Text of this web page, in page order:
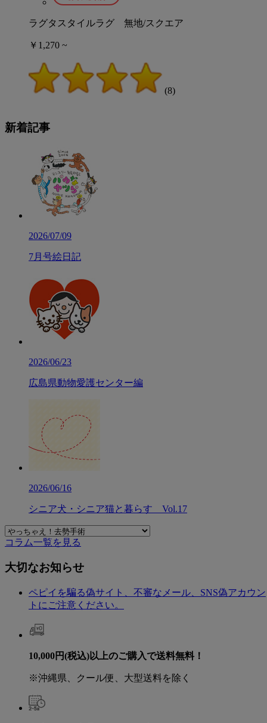
ラグタスタイルラグ 無地/スクエア
￥1,270 ~
(8)
新着記事
2026/07/09
7月号絵日記
2026/06/23
広島県動物愛護センター編
2026/06/16
シニア犬・シニア猫と暮らす Vol.17
コラム一覧を見る
大切なお知らせ
ペピイを騙る偽サイト、不審なメール、SNS偽アカウン
トにご注意ください。
10,000円(税込)以上のご購入で送料無料！
※沖縄県、クール便、大型送料を除く